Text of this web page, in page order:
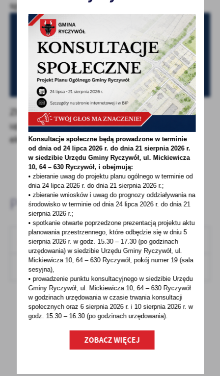
sprzedawców energii.
Zbliża się termin złożenia oświadczenia
uprawniającego do obniżenia ceny energii
elektrycznej
Pliki do pobrania:
OŚWIADCZENIE
Format:PDF, POBIERZ
UDOSTĘPNIJ
Konsultacje społeczne będą prowadzone w terminie
od dnia od 24 lipca 2026 r. do dnia 21 sierpnia 2026 r.
w siedzibie Urzędu Gminy Ryczywół, ul. Mickiewicza
10, 64 – 630 Ryczywół, i obejmują:
• zbieranie uwag do projektu planu ogólnego w terminie od
dnia 24 lipca 2026 r. do dnia 21 sierpnia 2026 r.;
• zbieranie wniosków i uwag do prognozy oddziaływania na
środowisko w terminie od dnia 24 lipca 2026 r. do dnia 21
sierpnia 2026 r.;
• spotkanie otwarte poprzedzone prezentacją projektu aktu
planowania przestrzennego, które odbędzie się w dniu 5
sierpnia 2026 r.w godz. 15.30 – 17.30 (po godzinach
urzędowania) w siedzibie Urzędu Gminy Ryczywół, ul.
Mickiewicza 10, 64 – 630 Ryczywół, pokójnumer 19 (sala
sesyjna),
• prowadzenie punktu konsultacyjnego w siedzibie Urzędu
Gminy Ryczywół, ul. Mickiewicza 10, 64 – 630 Ryczywół
w godzinachurzędowania w czasie trwania konsultacji
społecznych oraz 6 sierpnia 2026 r. i 10 sierpnia 2026 r. w
godz. 15.30 – 16.30 (po godzinachurzędowania).
ZOBACZ WIĘCEJ